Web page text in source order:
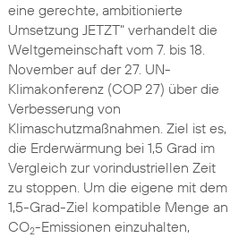
eine gerechte, ambitionierte
Umsetzung JETZT" verhandelt die
Weltgemeinschaft vom 7. bis 18.
November auf der 27. UN-
Klimakonferenz (COP 27) über die
Verbesserung von
Klimaschutzmaßnahmen. Ziel ist es,
die Erderwärmung bei 1,5 Grad im
Vergleich zur vorindustriellen Zeit
zu stoppen. Um die eigene mit dem
1,5-Grad-Ziel kompatible Menge an
CO2-Emissionen einzuhalten,